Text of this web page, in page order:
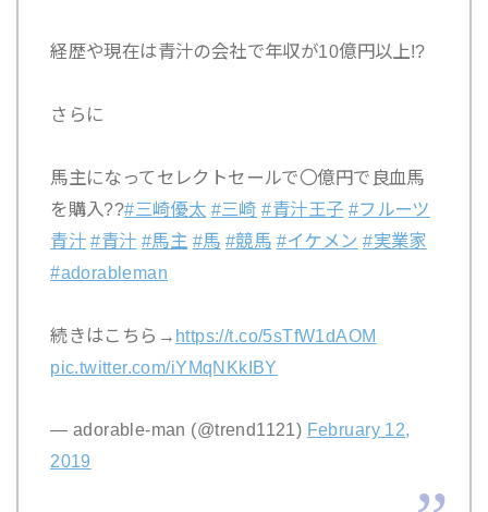
経歴や現在は青汁の会社で年収が10億円以上!?
さらに
馬主になってセレクトセールで〇億円で良血馬
を購入??#三崎優太 #三崎 #青汁王子 #フルーツ
青汁 #青汁 #馬主 #馬 #競馬 #イケメン #実業家
#adorableman
続きはこちら→ https://t.co/5sTfW1dAOM
pic.twitter.com/iYMqNKkIBY
— adorable-man (@trend1121) February 12,
2019